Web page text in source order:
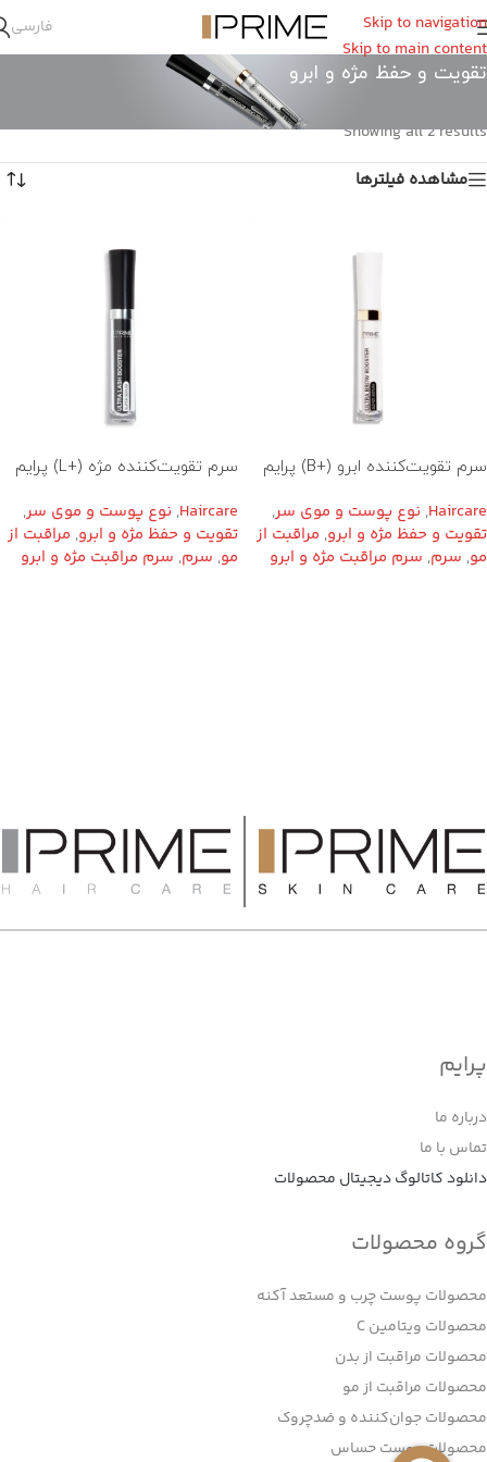
Skip to navigation
Skip to main content
فارسی
تقویت و حفظ مژه و ابرو
/تقویت و حفظ مژه و ابرو
Showing all 2 results
مشاهده فیلترها
سرم تقویت‌کننده ابرو (+B) پرایم
Haircare
, نوع پوست و موی سر,
تقویت و حفظ مژه و ابرو, مراقبت از
مو, سرم, سرم مراقبت مژه و ابرو
سرم تقویت‌کننده مژه (+L) پرایم
Haircare
, نوع پوست و موی سر,
تقویت و حفظ مژه و ابرو, مراقبت از
مو, سرم, سرم مراقبت مژه و ابرو
پرایم
درباره ما
تماس با ما
دانلود کاتالوگ دیجیتال محصولات
گروه محصولات
محصولات پوست چرب و مستعد آکنه
محصولات ویتامین C
محصولات مراقبت از بدن
محصولات مراقبت از مو
محصولات جوان‌کننده و ضدچروک
محصولات پوست حساس